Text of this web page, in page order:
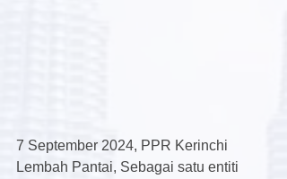
7 September 2024, PPR Kerinchi
Lembah Pantai, Sebagai satu entiti